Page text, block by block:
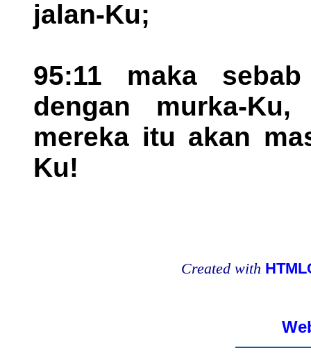
jalan-Ku;
95:11 maka
dengan murka-
mereka itu akan
Ku!
Created with